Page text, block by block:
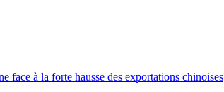
face à la forte hausse des exportations chinoises